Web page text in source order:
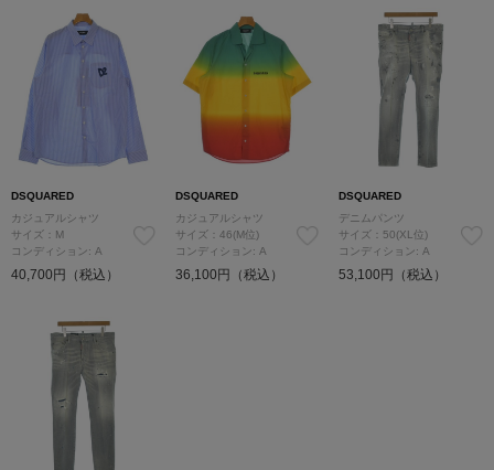
DSQUARED
カジュアルシャツ
サイズ：M
コンディション: A
40,700円（税込）
DSQUARED
カジュアルシャツ
サイズ：46(M位)
コンディション: A
36,100円（税込）
DSQUARED
デニムパンツ
サイズ：50(XL位)
コンディション: A
53,100円（税込）